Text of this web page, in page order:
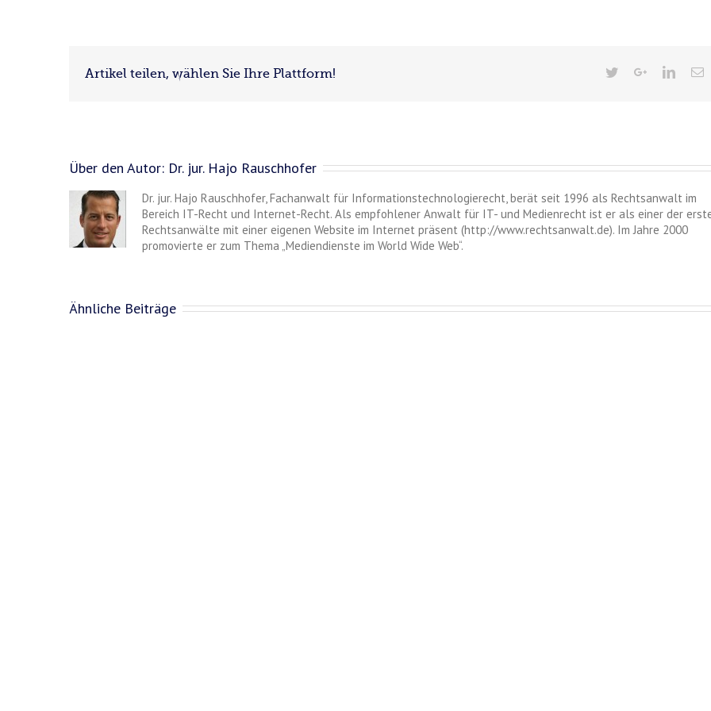
Artikel teilen, wählen Sie Ihre Plattform!
Über den Autor: Dr. jur. Hajo Rauschhofer
Dr. jur. Hajo Rauschhofer, Fachanwalt für Informationstechnologierecht, berät seit 1996 als Rechtsanwalt im
Bereich IT-Recht und Internet-Recht. Als empfohlener Anwalt für IT- und Medienrecht ist er als einer der
Rechtsanwälte mit einer eigenen Website im Internet präsent (http://www.rechtsanwalt.de). Im Jahre 2000
promovierte er zum Thema „Mediendienste im World Wide Web“.
Ähnliche Beiträge